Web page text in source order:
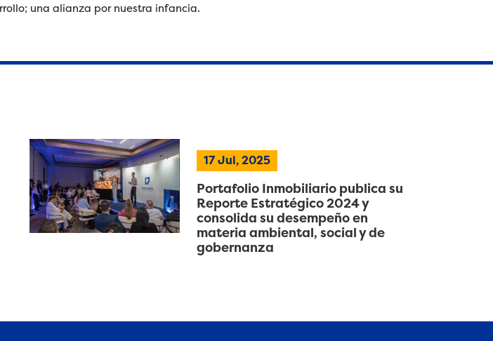
una alianza por nuestra infancia.
17 Jul, 2025
Portafolio Inmobiliario publica su
Reporte Estratégico 2024 y
consolida su desempeño en
materia ambiental, social y de
gobernanza